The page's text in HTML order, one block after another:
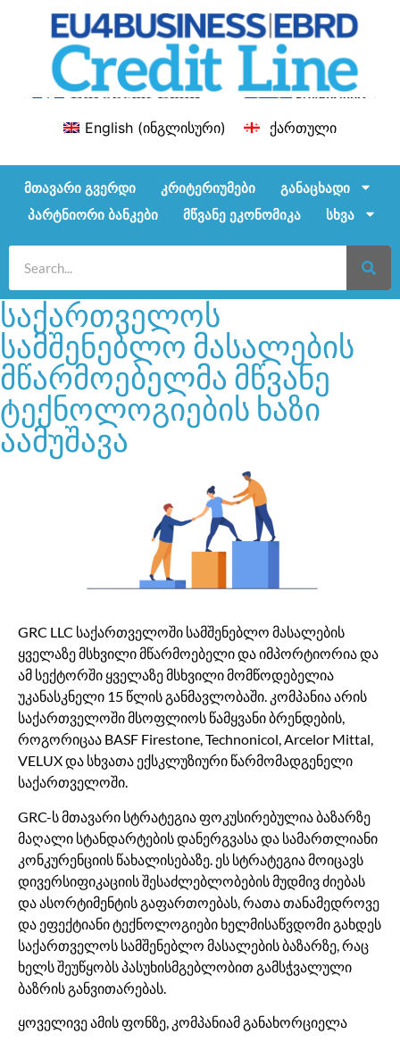
English (ინგლისური) ქართული
მთავარი გვერდი კრიტერიუმები
განაცხადი
პარტნიორი ბანკები
მწვანე ეკონომიკა სხვა
საქართველოს
სამშენებლო მასალების
მწარმოებელმა მწვანე
ტექნოლოგიების ხაზი
აამუშავა
GRC LLC საქართველოში სამშენებლო მასალების
ყველაზე მსხვილი მწარმოებელი და იმპორტიორია და
ამ სექტორში ყველაზე მსხვილი მომწოდებელია
უკანასკნელი 15 წლის განმავლობაში. კომპანია არის
საქართველოში მსოფლიოს წამყვანი ბრენდების,
როგორიცაა BASF Firestone, Technonicol, Arcelor Mittal,
VELUX და სხვათა ექსკლუზიური წარმომადგენელი
საქართველოში.
GRC-ს მთავარი სტრატეგია ფოკუსირებულია ბაზარზე
მაღალი სტანდარტების დანერგვასა და სამართლიანი
კონკურენციის წახალისებაზე. ეს სტრატეგია მოიცავს
დივერსიფიკაციის შესაძლებლობების მუდმივ ძიებას
და ასორტიმენტის გაფართოებას, რათა თანამედროვე
და ეფექტიანი ტექნოლოგიები ხელმისაწვდომი გახდეს
საქართველოს სამშენებლო მასალების ბაზარზე, რაც
ხელს შეუწყობს პასუხისმგებლობით გამსჭვალული
ბაზრის განვითარებას.
ყოველივე ამის ფონზე, კომპანიამ განახორციელა